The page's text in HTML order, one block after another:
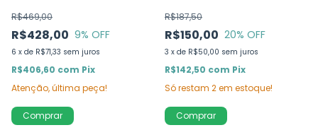
R$428,00
R$469,00
9% OFF
6 x de R$71,33 sem juros
R$406,60 com Pix
Atenção, última peça!
Comprar
R$150,00
R$187,50
20% OFF
3 x de R$50,00 sem juros
R$142,50 com Pix
Só restam 2em estoque!